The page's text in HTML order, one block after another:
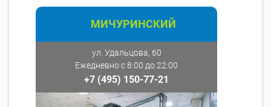
МИЧУРИНСКИЙ
ул. Удальцова, 60
Ежедневно с 8:00 до 22:00
+7 (495) 150-77-21